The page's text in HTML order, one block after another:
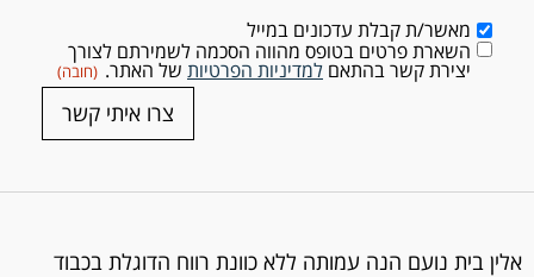
מאשר/ת קבלת עדכונים במייל
Consent
(חובה)
השארת פרטים בטופס מהווה הסכמה לשמירתם לצורך
יצירת קשר בהתאם למדיניות הפרטיות של האתר. (חובה)
צרו איתי קשר
אלין בית נועם הנה עמותה ללא כוונת רווח הדוגלת בכבוד